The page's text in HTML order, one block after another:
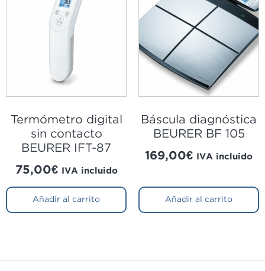
Termómetro digital
sin contacto
BEURER IFT-87
75,00€ IVA incluido
Añadir al carrito
Báscula diagnóstica
BEURER BF 105
169,00€ IVA incluido
Añadir al carrito